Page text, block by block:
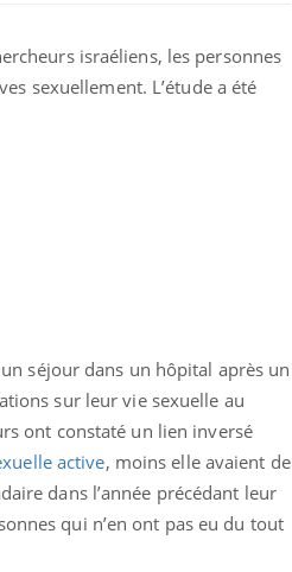
israéliens, les personnes
sexuellement. L’étude a été
séjour dans un hôpital après un
sur leur vie sexuelle au
ont constaté un lien inversé
active, moins elle avaient de
dans l’année précédant leur
qui n’en ont pas eu du tout